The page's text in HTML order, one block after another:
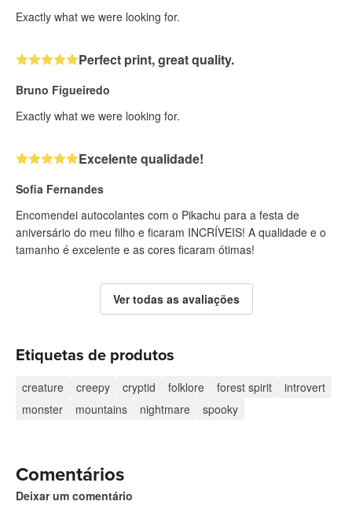
Exactly what we were looking for.
Perfect print, great quality.
Bruno Figueiredo
Exactly what we were looking for.
Excelente qualidade!
Sofia Fernandes
Encomendei autocolantes com o Pikachu para a festa de
aniversário do meu filho e ficaram INCRÍVEIS! A qualidade e o
tamanho é excelente e as cores ficaram ótimas!
Ver todas as avaliações
Etiquetas de produtos
creature creepy cryptid folklore forest spirit
introvert
monster
mountains nightmare spooky
Comentários
Deixar um comentário